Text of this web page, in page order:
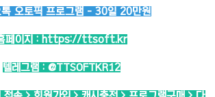
톡 오토픽 프로그램 - 30일 20만원
페이지 : https://ttsoft.kr
텔레그램 : @TTSOFTKR12